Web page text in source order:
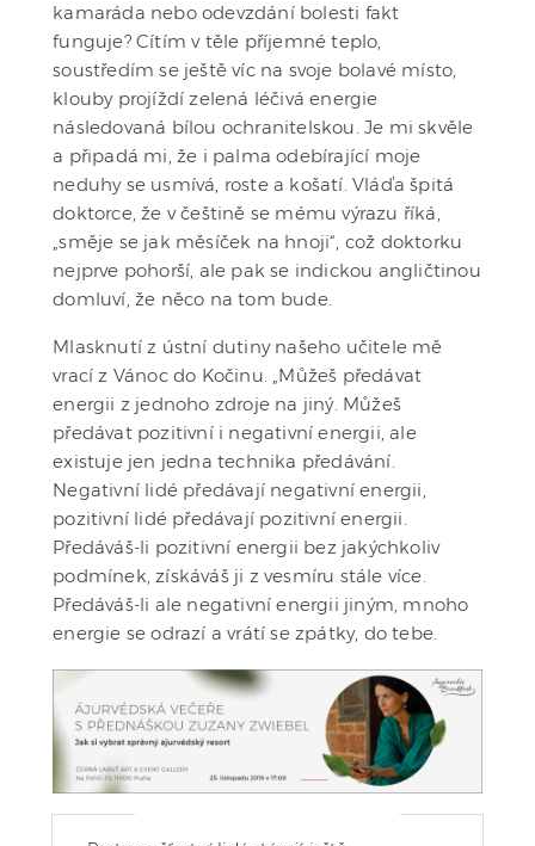
kamaráda nebo odevzdání bolesti fakt
funguje? Cítím v těle příjemné teplo,
soustředím se ještě víc na svoje bolavé místo,
klouby projíždí zelená léčivá energie
následovaná bílou ochranitelskou. Je mi skvěle
a připadá mi, že i palma odebírající moje
neduhy se usmívá, roste a košatí. Vláďa špitá
doktorce, že v češtině se mému výrazu říká,
„směje se jak měsíček na hnoji“, což doktorku
nejprve pohorší, ale pak se indickou angličtinou
domluví, že něco na tom bude.
Mlasknutí z ústní dutiny našeho učitele mě
vrací z Vánoc do Kočinu. „Můžeš předávat
energii z jednoho zdroje na jiný. Můžeš
předávat pozitivní i negativní energii, ale
existuje jen jedna technika předávání.
Negativní lidé předávají negativní energii,
pozitivní lidé předávají pozitivní energii.
Předáváš-li pozitivní energii bez jakýchkoliv
podmínek, získáváš ji z vesmíru stále více.
Předáváš-li ale negativní energii jiným, mnoho
energie se odrazí a vrátí se zpátky, do tebe.